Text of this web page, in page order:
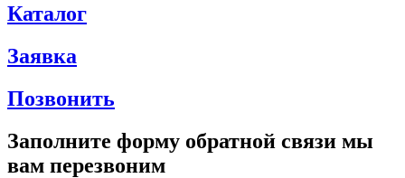
Каталог
Заявка
Позвонить
Заполните форму обратной связи мы
вам перезвоним